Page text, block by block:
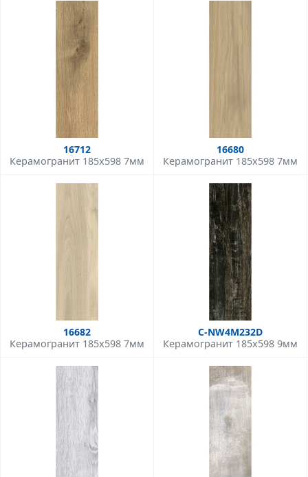
16712
Керамогранит 185x598 7мм
16680
Керамогранит 185x598 7мм
16682
Керамогранит 185x598 7мм
C-NW4M232D
Керамогранит 185x598 9мм